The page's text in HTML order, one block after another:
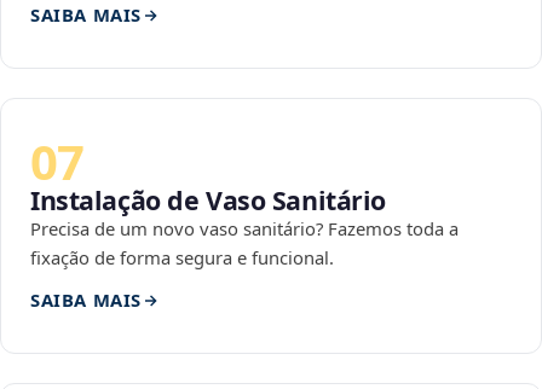
SAIBA MAIS
07
Instalação de Vaso Sanitário
Precisa de um novo vaso sanitário? Fazemos toda a
fixação de forma segura e funcional.
SAIBA MAIS